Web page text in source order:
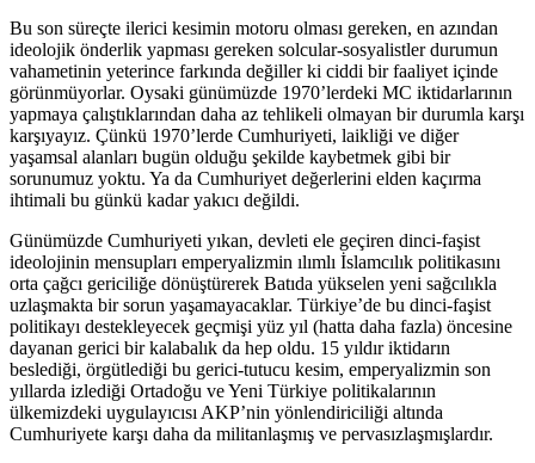
Bu son süreçte ilerici kesimin motoru olması gereken, en azından
ideolojik önderlik yapması gereken solcular-sosyalistler durumun
vahametinin yeterince farkında değiller ki ciddi bir faaliyet içinde
görünmüyorlar. Oysaki günümüzde 1970’lerdeki MC iktidarlarının
yapmaya çalıştıklarından daha az tehlikeli olmayan bir durumla karşı
karşıyayız. Çünkü 1970’lerde Cumhuriyeti, laikliği ve diğer
yaşamsal alanları bugün olduğu şekilde kaybetmek gibi bir
sorunumuz yoktu. Ya da Cumhuriyet değerlerini elden kaçırma
ihtimali bu günkü kadar yakıcı değildi.
Günümüzde Cumhuriyeti yıkan, devleti ele geçiren dinci-faşist
ideolojinin mensupları emperyalizmin ılımlı İslamcılık politikasını
orta çağcı gericiliğe dönüştürerek Batıda yükselen yeni sağcılıkla
uzlaşmakta bir sorun yaşamayacaklar. Türkiye’de bu dinci-faşist
politikayı destekleyecek geçmişi yüz yıl (hatta daha fazla) öncesine
dayanan gerici bir kalabalık da hep oldu. 15 yıldır iktidarın
beslediği, örgütlediği bu gerici-tutucu kesim, emperyalizmin son
yıllarda izlediği Ortadoğu ve Yeni Türkiye politikalarının
ülkemizdeki uygulayıcısı AKP’nin yönlendiriciliği altında
Cumhuriyete karşı daha da militanlaşmış ve pervasızlaşmışlardır.